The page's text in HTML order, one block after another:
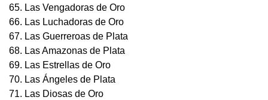
65. Las Vengadoras de Oro
66. Las Luchadoras de Oro
67. Las Guerreroas de Plata
68. Las Amazonas de Plata
69. Las Estrellas de Oro
70. Las Ángeles de Plata
71. Las Diosas de Oro